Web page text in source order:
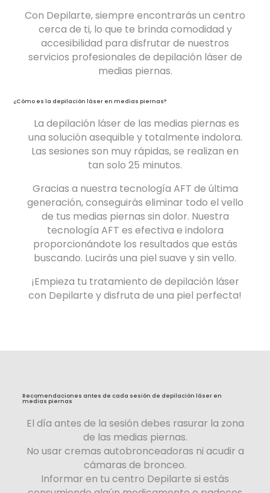
Con Depilarte, siempre encontrarás un centro
cerca de ti, lo que te brinda comodidad y
accesibilidad para disfrutar de nuestros
servicios profesionales de depilación láser de
medias piernas.
¿Cómo es la depilación láser en medias piernas?
La depilación láser de las medias piernas es
una solución asequible y totalmente indolora.
Las sesiones son muy rápidas, se realizan en
tan solo 25 minutos.
Gracias a nuestra tecnología AFT de última
generación, conseguirás eliminar todo el vello
de tus medias piernas sin dolor. Nuestra
tecnología AFT es efectiva e indolora
proporcionándote los resultados que estás
buscando. Lucirás una piel suave y sin vello.
¡Empieza tu tratamiento de depilación láser
con Depilarte y disfruta de una piel perfecta!
Recomendaciones antes de cada sesión de depilación láser en
medias piernas
El día antes de la sesión debes rasurar la zona
de las medias piernas.
No usar cremas autobronceadoras ni acudir a
cámaras de bronceo.
Informar en tu centro Depilarte si estás